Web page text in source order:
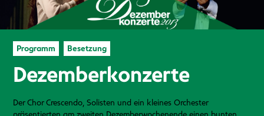
Programm Besetzung
Dezemberkonzerte
Der Chor Crescendo, Solisten und ein kleines Orchester